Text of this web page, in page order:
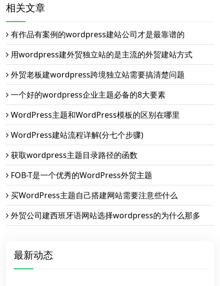
相关文章
有作品有案例的wordpress建站公司才是最靠谱的
用wordpress建外贸独立站的是主流的外贸建站方式
外贸老板建wordpress跨境独立站需要搞清楚问题
一个好的wordpress企业主题必备的8大要素
WordPress主题和WordPress模板的区别在哪里
WordPress建站流程详解(分七个步骤)
获取wordpress主题目录路径的函数
FOB-T是一个优秀的WordPress外贸主题
买WordPress主题自己搭建网站需要注意些什么
外贸公司建西班牙语网站选择wordpress的为什么那多
最新动态